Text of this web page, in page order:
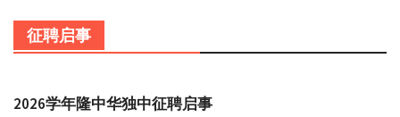
征聘启事
2026学年隆中华独中征聘启事